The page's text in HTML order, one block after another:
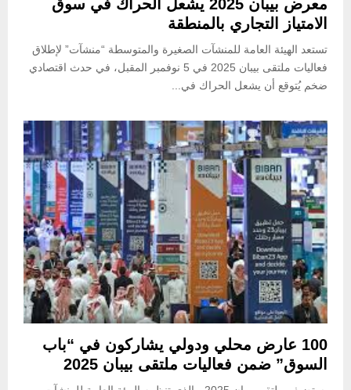
معرض بيبان 2025 يشعل الحراك في سوق
الامتياز التجاري بالمنطقة
تستعد الهيئة العامة للمنشآت الصغيرة والمتوسطة “منشآت” لإطلاق
فعاليات ملتقى بيبان 2025 في 5 نوفمبر المقبل، في حدث اقتصادي
ضخم يُتوقع أن يشعل الحراك في...
100 عارض محلي ودولي يشاركون في “باب
السوق” ضمن فعاليات ملتقى بيبان 2025